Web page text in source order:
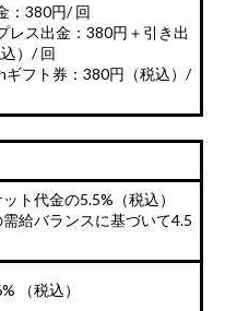
円/ 回
金：380円＋引き出
）/ 回
券：380円（税込）/
の5.5%（税込）
給バランスに基づいて4.5
込）